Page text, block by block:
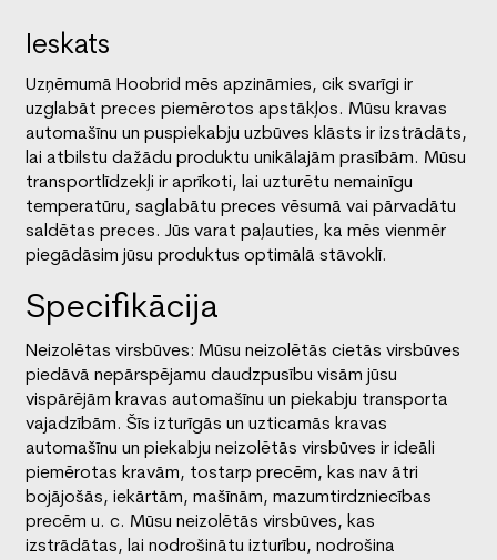
Ieskats
Uzņēmumā Hoobrid mēs apzināmies, cik svarīgi ir
uzglabāt preces piemērotos apstākļos. Mūsu kravas
automašīnu un puspiekabju uzbūves klāsts ir izstrādāts,
lai atbilstu dažādu produktu unikālajām prasībām. Mūsu
transportlīdzekļi ir aprīkoti, lai uzturētu nemainīgu
temperatūru, saglabātu preces vēsumā vai pārvadātu
saldētas preces. Jūs varat paļauties, ka mēs vienmēr
piegādāsim jūsu produktus optimālā stāvoklī.
Specifikācija
Neizolētas virsbūves: Mūsu neizolētās cietās virsbūves
piedāvā nepārspējamu daudzpusību visām jūsu
vispārējām kravas automašīnu un piekabju transporta
vajadzībām. Šīs izturīgās un uzticamās kravas
automašīnu un piekabju neizolētās virsbūves ir ideāli
piemērotas kravām, tostarp precēm, kas nav ātri
bojājošās, iekārtām, mašīnām, mazumtirdzniecības
precēm u. c. Mūsu neizolētās virsbūves, kas
izstrādātas, lai nodrošinātu izturību, nodrošina